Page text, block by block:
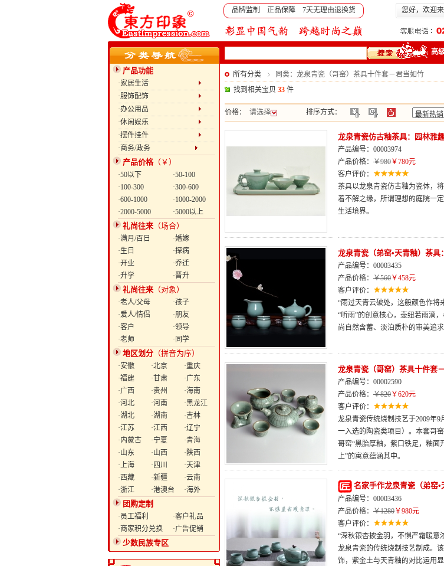
品牌监制 正品保障 7天无理由退换货 您好，欢迎
高
产品功能
·家居生活
·服饰配饰
·办公用品
·休闲娱乐
·摆件挂件
·商务/政务
产品价格（￥）
·50以下
·50-100
·100-300
·300-600
·600-1000
·1000-2000
·2000-5000
·5000以上
礼尚往来 （场合）
·满月/百日
·婚嫁
·生日
·探病
·开业
·乔迁
·升学
·晋升
礼尚往来 （对象）
·老人/父母
·孩子
·爱人/情侣
·朋友
·客户
·领导
·老师
·同学
地区划分 （拼音为序）
·安徽 ·北京
·重庆
·福建
·甘肃
·广东
·广西
·贵州
·海南
·河北
·河南
·黑龙江
·湖北
·湖南
·吉林
·江苏
·江西
·辽宁
·内蒙古
·宁夏
·青海
·山东
·山西
·陕西
·上海
·四川
·天津
·西藏
·新疆
·云南
·浙江
·港澳台 ·海外
团购定制
·员工福利
·客户礼品
·商家积分兑换
·广告促销
少数民族专区
所有分类
同类：龙泉青瓷（哥窑）茶具十件套－君当如竹
找到相关宝贝 33 件
价格： 请选择 排序方式：
龙泉青瓷仿古釉茶具：园林雅
产品编号：00003974
产品价格： ￥980￥780元
客户评价：
茶具以龙泉青瓷仿古釉为瓷体，
着不解之缘，所谓理想的庭院一
生活境界。
龙泉青瓷（弟窑•天青釉）茶具
产品编号：00003435
产品价格： ￥560￥458元
客户评价：
“雨过天青云破处，这般颜色作将
“听雨”的创意核心，壶纽若雨滴
尚自然含蓄、淡泊质朴的审美追求
龙泉青瓷（哥窑）茶具十件套
产品编号：00002590
产品价格： ￥820￥620元
客户评价：
龙泉青瓷传统烧制技艺于2009年
一入选的陶瓷类项目）。本套哥
哥窑“黑胎厚釉，紫口铁足，釉面
上”的寓意蕴涵其中。
名家手作龙泉青瓷（弟窑•
产品编号：00003436
产品价格： ￥1280￥980元
客户评价：
“深秋银杏披金羽，不惧严霜暖意
龙泉青瓷的传统烧制技艺制成。
饰，紫金土与天青釉的对比运用